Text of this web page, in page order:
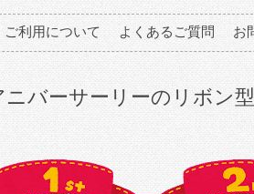
ご利用について よくあるご質問 お
ニバーサーリーのリボン